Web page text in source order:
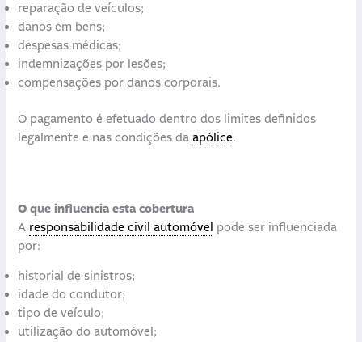
reparação de veículos;
danos em bens;
despesas médicas;
indemnizações por lesões;
compensações por danos corporais.
O pagamento é efetuado dentro dos limites definidos
legalmente e nas condições daapólice.
O que influencia esta cobertura
A responsabilidade civil automóvel pode ser influenciada
por:
historial de sinistros;
idade do condutor;
tipo de veículo;
utilização do automóvel;